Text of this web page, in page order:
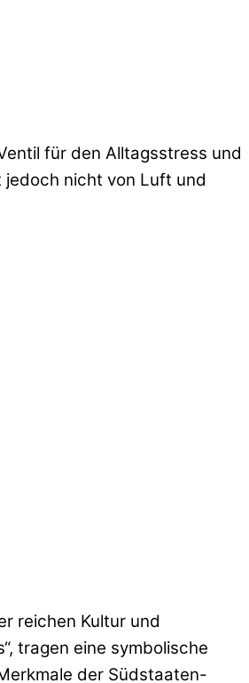
für den Alltagsstress und
nicht von Luft und
reichen Kultur und
tragen eine symbolische
der Südstaaten-